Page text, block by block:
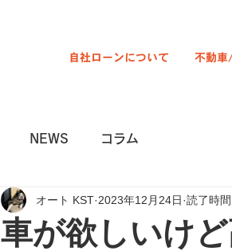
自社ローンについて 不動車
NEWS コラム
車が欲しいけ
オート KST 2023年12月24日 読了時